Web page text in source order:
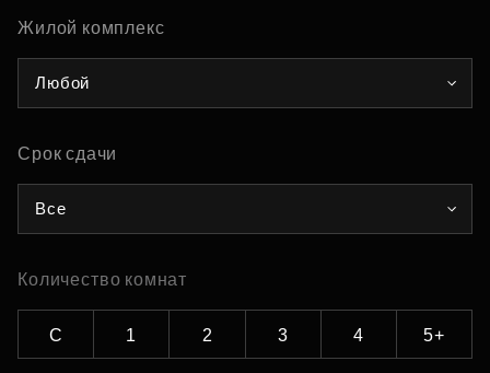
Жилой комплекс
Любой
Срок сдачи
Все
Количество комнат
С 1 2 3 4 5+